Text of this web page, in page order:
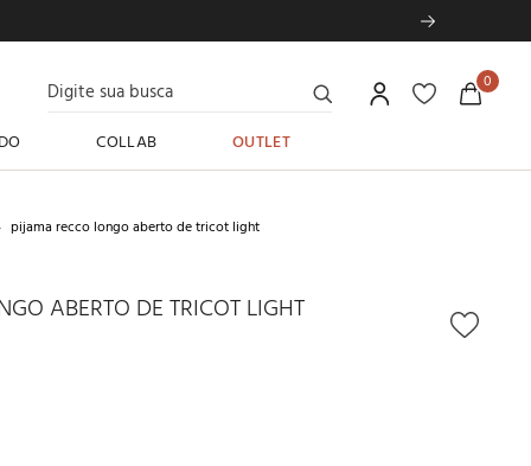
Digite sua busca 0
COLLAB OUTLET
pijama recco longo aberto de tricot light
ABERTO DE TRICOT LIGHT